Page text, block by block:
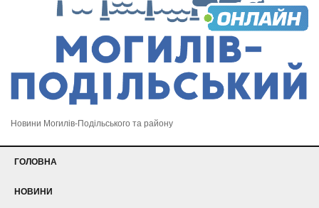
Новини Могилів-Подільського та району
ГОЛОВНА
НОВИНИ